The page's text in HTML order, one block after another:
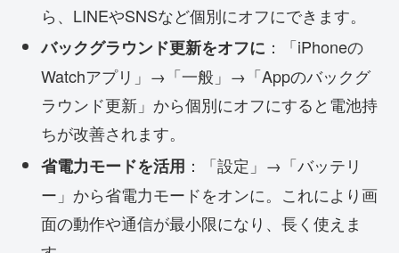
ら、LINEやSNSなど個別にオフにできます。
バックグラウンド更新をオフに ：「iPhoneの
Watchアプリ」→「一般」→「Appのバックグ
ラウンド更新」から個別にオフにすると電池持
ちが改善されます。
省電力モードを活用 ：「設定」→「バッテリ
ー」から省電力モードをオンに。これにより画
面の動作や通信が最小限になり、長く使えま